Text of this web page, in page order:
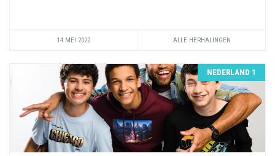
14 MEI 2022 ALLE HERHALINGEN
NEDERLAND 1